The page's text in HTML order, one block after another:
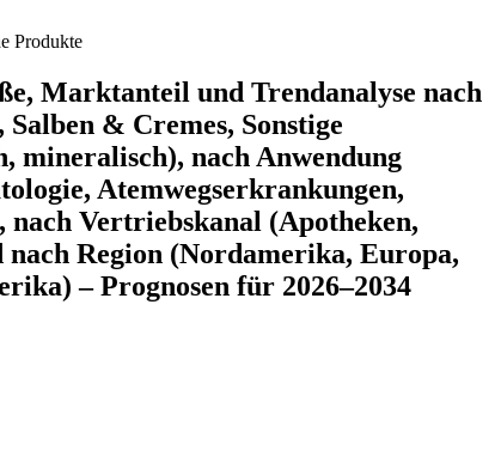
Produkte
Marktanteil und Trendanalyse nach
& Cremes, Sonstige
nach Anwendung
Atemwegserkrankungen,
nach Vertriebskanal (Apotheken,
Region (Nordamerika, Europa,
– Prognosen für 2026–2034